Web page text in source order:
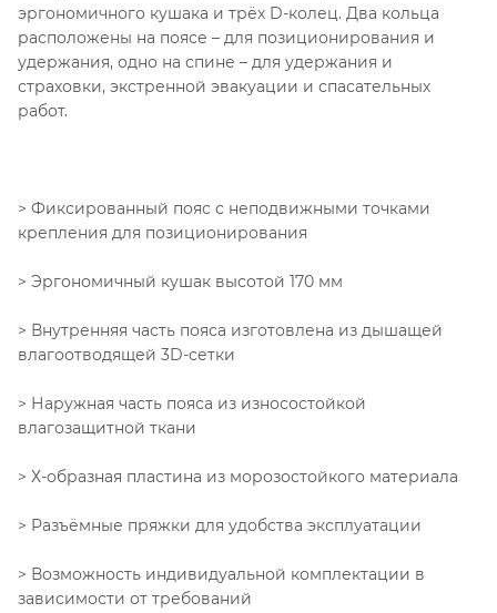
эргономичного кушака и трёх D-колец. Два кольца
расположены на поясе – для позиционирования и
удержания, одно на спине – для удержания и
страховки, экстренной эвакуации и спасательных
работ.
> Фиксированный пояс с неподвижными точками
крепления для позиционирования
> Эргономичный кушак высотой 170 мм
> Внутренняя часть пояса изготовлена из дышащей
влагоотводящей 3D-сетки
> Наружная часть пояса из износостойкой
влагозащитной ткани
> Х-образная пластина из морозостойкого материала
> Разъёмные пряжки для удобства эксплуатации
> Возможность индивидуальной комплектации в
зависимости от требований